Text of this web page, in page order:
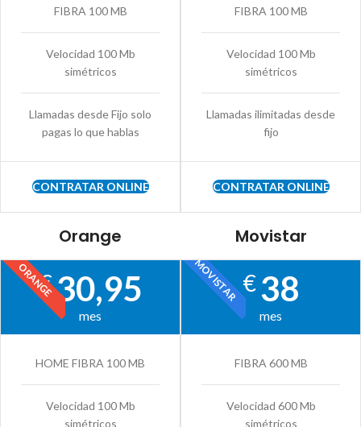
FIBRA 100 MB
Velocidad 100 Mb
simétricos
Llamadas desde Fijo solo
pagas lo que hablas
CONTRATAR ONLINE
FIBRA 100 MB
Velocidad 100 Mb
simétricos
Llamadas ilimitadas desde
fijo
CONTRATAR ONLINE
Orange
ORANGE
€30,95
mes
HOME FIBRA 100 MB
Velocidad 100 Mb
simétricos
Movistar
MOVISTAR€38
mes
FIBRA 600 MB
Velocidad 600 Mb
simétricos